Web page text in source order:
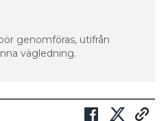
genomföras, utifrån
vägledning.